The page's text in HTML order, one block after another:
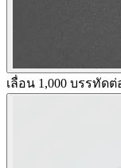
เลื่อน 1,000 บรรทัด